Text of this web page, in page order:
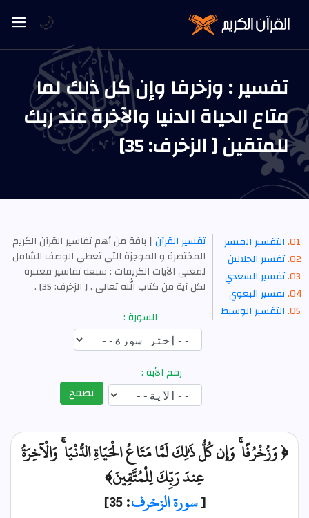
تفسير : وزخرفا وإن كل ذلك لما
متاع الحياة الدنيا والآخرة عند ربك
للمتقين [ الزخرف: 35]
التفسير الميسر
تفسير الجلالين
تفسير السعدي
تفسير البغوي
التفسير الوسيط
تفسير القرآن | باقة من أهم تفاسير القرآن الكريم
المختصرة و الموجزة التي تعطي الوصف الشامل
لمعنى الآيات الكريمات : سبعة تفاسير معتبرة
لكل آية من كتاب الله تعالى , [ الزخرف: 35] .
السورة :
رقم الأية :
تصفح
﴿ وَزُخْرُفًا ۚ وَإِن كُلُّ ذَٰلِكَ لَمَّا مَتَاعُ الْحَيَاةِ الدُّنْيَا ۚ وَالْآخِرَةُ
عِندَ رَبِّكَ لِلْمُتَّقِينَ﴾
[سورة الزخرف: 35]
🌙